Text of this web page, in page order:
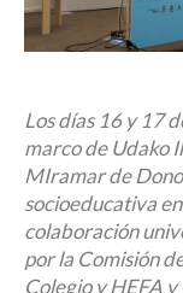
Los días 16 y 17
marco de Udako
MIramar de
socioeducativa
colaboración
por la Comisión
Colegio y HEFA